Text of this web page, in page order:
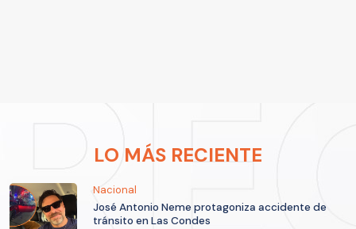
LO MÁS RECIENTE
Nacional
José Antonio Neme protagoniza accidente de
tránsito en Las Condes